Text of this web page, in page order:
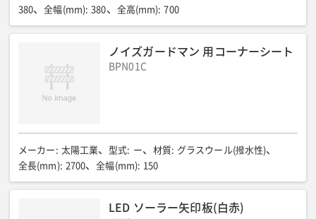
380
全幅(mm): 380 全高(mm): 700
ノイズガードマン 用コーナーシート
BPN01C
メーカー : 太陽工業 型式: ー 材質: グラスウール(撥水性)
全長(mm): 2700 全幅(mm): 150
LED ソーラー矢印板(白赤)